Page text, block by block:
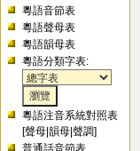
粵語音節表
粵語聲母表
粵語韻母表
粵語分類字表:
粵語注音系統對照表
[聲母 |韻母 |聲調]